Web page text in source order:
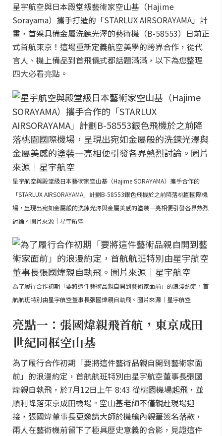
星宇航空與日本殿堂級藝術家空山基（Hajime
Sorayama）攜手打造的「STARLUX AIRSORAYAMA」計
畫，首架具備金屬洗鍊光澤的藝術機（B-58553）日前正
式首航東京！這場重新定義航空美學的跨界合作，從代
言人、機上備品到首飛儀式都話題滿滿，以下為您整理
四大必看亮點。
星宇航空與殿堂級日本藝術家空山基（Hajime SORAYAMA）攜手合作的
「STARLUX AIRSORAYAMA」計劃B-58553銀色飛機於之前降落桃園國際機
場，呈現出宛如金屬般的洗鍊光澤與金屬美感的塗裝一亮相便引發各界熱烈
討論。圖片來源｜星宇航空
為了履行合作初期「要將這件藝術品親自開到藝術家面前」的浪漫約定，首
航航班特別由星宇航空董事長張國煒親自執飛。圖片來源｜星宇航空
亮點一：張國煒親飛首航，東京成田
世紀同框空山基
為了履行合作初期「要將這件藝術品親自開到藝術家面
前」的浪漫約定，首航航班特別由星宇航空董事長張國
煒親自執飛，於7月12日上午 8:43 從桃園機場起飛，並
順利降落東京成田機場。空山基老師不僅親赴現場迎
接，張國煒董事長更邀請大師於機艙內親筆簽名落款，
兩人在藝術機前留下了極具歷史意義的合影，見證這件